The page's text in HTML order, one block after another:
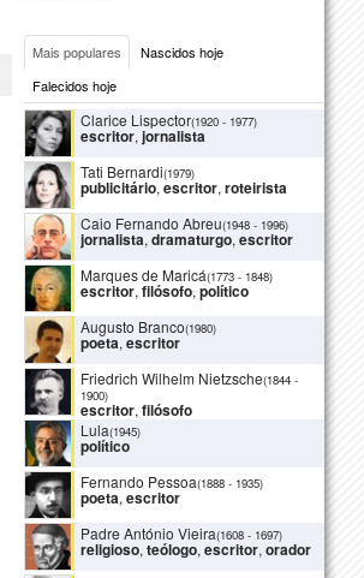
Mais populares
Nascidos hoje
Falecidos hoje
Clarice Lispector(1920 - 1977)
escritor, jornalista
Tati Bernardi(1979)
publicitário, escritor, roteirista
Caio Fernando Abreu(1948 - 1996)
jornalista, dramaturgo, escritor
Marques de Maricá(1773 - 1848)
escritor, filósofo, político
Augusto Branco(1980)
poeta, escritor
Friedrich Wilhelm Nietzsche(1844 -
1900)
escritor, filósofo
Lula(1945)
político
Fernando Pessoa(1888 - 1935)
poeta, escritor
Padre António Vieira(1608 - 1697)
religioso, teólogo, escritor, orador